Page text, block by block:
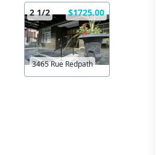
2 1/2 $1725.00
3465 Rue Redpath